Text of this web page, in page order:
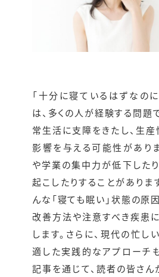
「十分に寝ているはずなの
は、多くの人が経験する問題
常生活に支障をきたし、生
影響を与える可能性があり
や学業の集中力が低下した
起こしたりすることがありま
んな「寝ても眠い」状態の原
改善方法や注意すべき疾患
します。さらに、現代の忙し
適した実践的なアプローチ
記事を通じて、読者の皆さ